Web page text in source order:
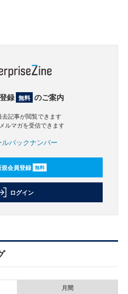
録 無料 のご案内
去記事が閲覧できます
ルマガを受信できます
ルバックナンバー
規会員登録 無料
ログイン
月間